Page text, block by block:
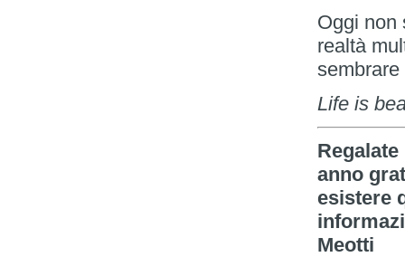
Oggi non
realtà
Life is
anno
esistere
Meotti